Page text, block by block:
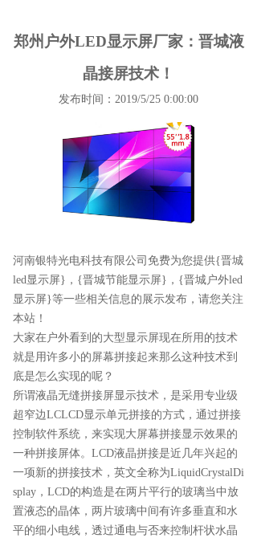
郑州户外LED显示屏厂家：晋城液
晶接屏技术！
发布时间：2019/5/25 0:00:00
河南银特光电科技有限公司免费为您提供{晋城
led显示屏} ，{晋城节能显示屏}，{晋城户外led
显示屏}等一些相关信息的展示发布，请您关注
本站！
大家在户外看到的大型显示屏现在所用的技术
就是用许多小的屏幕拼接起来那么这种技术到
底是怎么实现的呢？
所谓液晶无缝拼接屏显示技术，是采用专业级
超窄边LCLCD显示单元拼接的方式，通过拼接
控制软件系统，来实现大屏幕拼接显示效果的
一种拼接屏体。LCD液晶拼接是近几年兴起的
一项新的拼接技术，英文全称为LiquidCrystalDi
splay，LCD的构造是在两片平行的玻璃当中放
置液态的晶体，两片玻璃中间有许多垂直和水
平的细小电线，透过通电与否来控制杆状水晶